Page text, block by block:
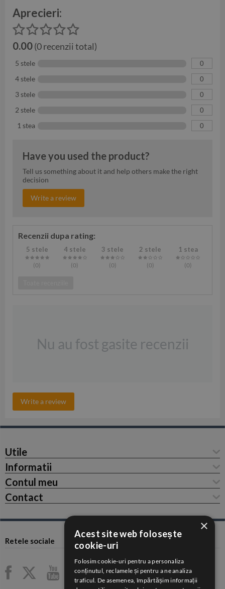
Aprecieri:
0.00(0 recenzii total)
5 stele 0
4 stele 0
3 stele 0
2 stele 0
1 stea 0
Have you used the product?
Tell us something about it and help others make the right
decision
Write a review
Recenzii dupa rating:
5 stele
(0)
4 stele
(0)
3 stele
(0)
2 stele
(0)
1 stea
(0)
Nu au fost gasite recenzii
Write a review
Utile
Informatii
Contul meu
Contact
Retele sociale
×
Acest site web folosește
cookie-uri
Folosim cookie-uri pentru a personaliza
conținutul, reclamele și pentru a ne analiza
traficul. De asemenea, împărtășim informații